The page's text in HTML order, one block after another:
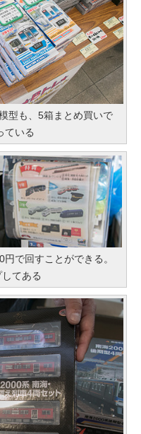
型も、5箱まとめ買いで
ている
で回すことができる。
てある